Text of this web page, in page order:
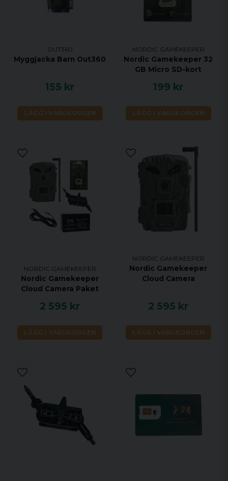
OUT360
Myggjacka Barn Out360
155 kr
LÄGG I VARUKORGEN
NORDIC GAMEKEEPER
Nordic Gamekeeper 32
GB Micro SD-kort
199 kr
LÄGG I VARUKORGEN
NORDIC GAMEKEEPER
Nordic Gamekeeper
Cloud Camera Paket
2 595 kr
LÄGG I VARUKORGEN
NORDIC GAMEKEEPER
Nordic Gamekeeper
Cloud Camera
2 595 kr
LÄGG I VARUKORGEN